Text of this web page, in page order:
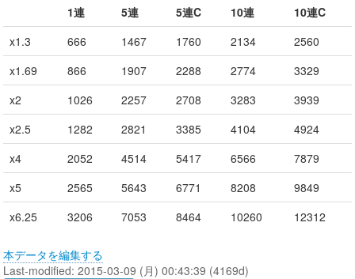
1連 5連 5連C 10連
10連C
x1.3
666 1467 1760 2134
2560
x1.69
866 1907 2288 2774
3329
x2
1026 2257 2708 3283
3939
x2.5
1282 2821 3385 4104
4924
x4
2052 4514 5417 6566
7879
x5
2565 5643 6771 8208
9849
x6.25
3206 7053 8464 10260 12312
本データを編集する
Last-modified: 2015-03-09 (月) 00:43:39 (4169d)